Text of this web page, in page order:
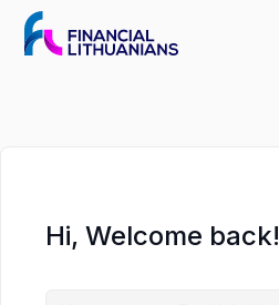
Skip
Skip
Hi, Welcome back!